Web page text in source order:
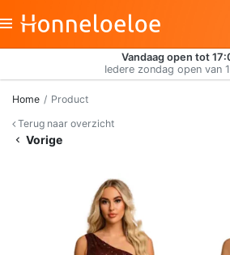
Vandaag open tot
Iedere zondag open van
Home
Product
Terug naar overzicht
Vorige